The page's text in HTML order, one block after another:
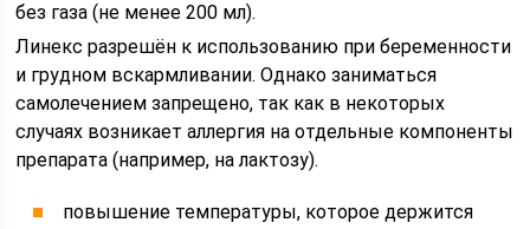
без газа (не менее 200 мл).
Линекс разрешён к использованию при беременности
и грудном вскармливании. Однако заниматься
самолечением запрещено, так как в некоторых
случаях возникает аллергия на отдельные компоненты
препарата (например, на лактозу).
повышение температуры, которое держится